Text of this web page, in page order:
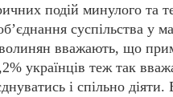
подій минулого та
суспільства у
вважають, що
українців теж так
і спільно